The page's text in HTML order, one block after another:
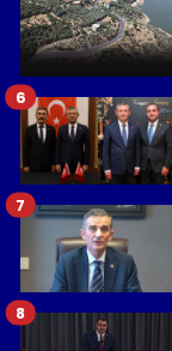
6
7
8